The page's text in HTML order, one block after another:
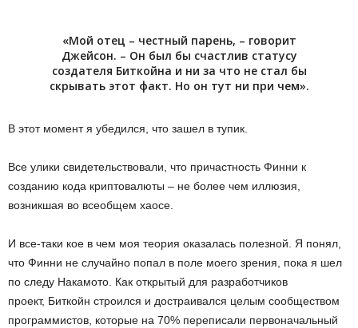
«Мой отец – честный парень, – говорит
Джейсон. – Он был бы счастлив статусу
создателя Биткойна и ни за что не стал бы
скрывать этот факт. Но он тут ни при чем».
В этот момент я убедился, что зашел в тупик.
Все улики свидетельствовали, что причастность Финни к
созданию кода криптовалюты – не более чем иллюзия,
возникшая во всеобщем хаосе.
И все-таки кое в чем моя теория оказалась полезной. Я понял,
что Финни не случайно попал в поле моего зрения, пока я шел
по следу Накамото. Как открытый для разработчиков
проект, Биткойн строился и достраивался целым сообществом
программистов, которые на 70% переписали первоначальный